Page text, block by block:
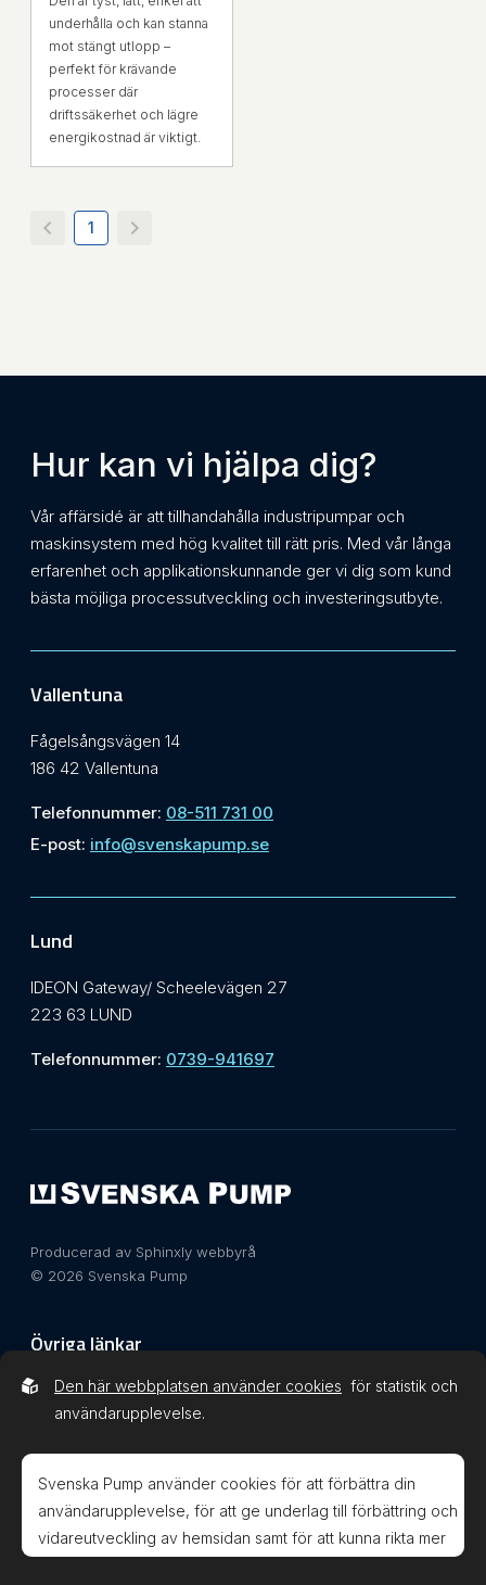
underhålla och kan stanna
mot stängt utlopp –
perfekt för krävande
processer där
driftssäkerhet och lägre
energikostnad är viktigt.
1
Hur kan vi hjälpa dig?
Vår affärsidé är att tillhandahålla industripumpar och
maskinsystem med hög kvalitet till rätt pris. Med vår långa
erfarenhet och applikationskunnande ger vi dig som kund
bästa möjliga processutveckling och investeringsutbyte.
Vallentuna
Fågelsångsvägen 14
186 42 Vallentuna
Telefonnummer: 08-511 731 00
E-post: info@svenskapump.se
Lund
IDEON Gateway/ Scheelevägen 27
223 63 LUND
Telefonnummer: 0739-941697
Producerad av Sphinxly webbyrå
© 2026 Svenska Pump
Övriga länkar
Integritetspolicy
Svenska Pump AB är kvalitets- och
Den här webbplatsen använder cookies för statistik och
användarupplevelse.
Svenska Pump använder cookies för att förbättra din
användarupplevelse, för att ge underlag till förbättring och
vidareutveckling av hemsidan samt för att kunna rikta mer